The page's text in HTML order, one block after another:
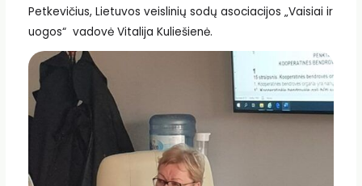
Petkevičius, Lietuvos veislinių sodų asociacijos „Vaisiai ir
uogos“ vadovė Vitalija Kuliešienė.